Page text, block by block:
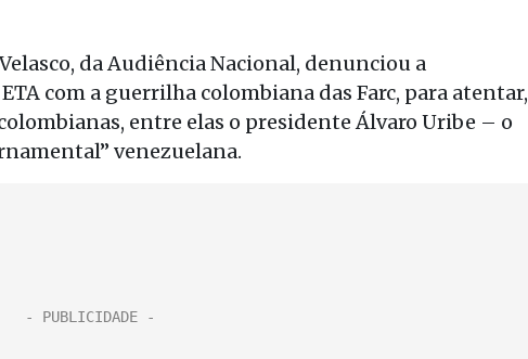
da Audiência Nacional, denunciou a
com a guerrilha colombiana das Farc, para atentar,
entre elas o presidente Álvaro Uribe – o
venezuelana.